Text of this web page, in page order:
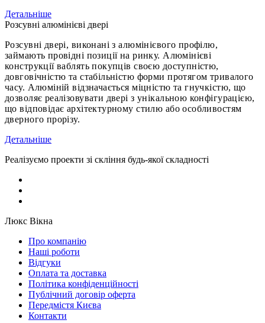
Детальніше
Розсувні алюмінієві двері
Розсувні двері, виконані з алюмінієвого профілю,
займають провідні позиції на ринку. Алюмінієві
конструкції ваблять покупців своєю доступністю,
довговічністю та стабільністю форми протягом тривалого
часу. Алюміній відзначається міцністю та гнучкістю, що
дозволяє реалізовувати двері з унікальною конфігурацією,
що відповідає архітектурному стилю або особливостям
дверного прорізу.
Детальніше
Реалізуємо проекти зі скління будь-якої складності
Люкс Вікна
Про компанію
Наші роботи
Відгуки
Оплата та доставка
Політика конфіденційності
Публічний договір оферта
Передмістя Києва
Контакти